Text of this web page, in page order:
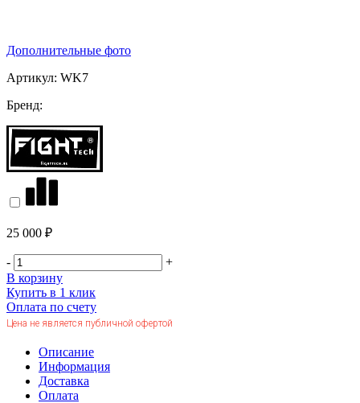
Дополнительные фото
Артикул: WK7
Бренд:
25 000 ₽
-
+
В корзину
Купить в 1 клик
Оплата по счету
Цена не является публичной офертой
Описание
Информация
Доставка
Оплата